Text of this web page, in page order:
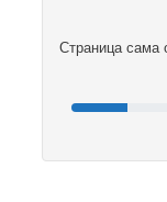
Страница сама